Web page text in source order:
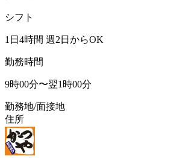
シフト
1日4時間 週2日からOK
勤務時間
9時00分〜翌1時00分
勤務地/面接地
住所